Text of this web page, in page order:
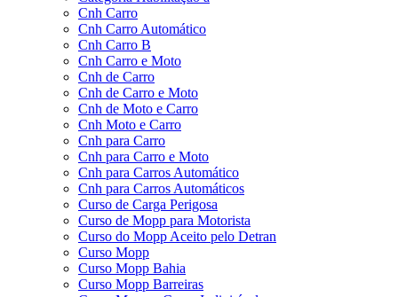
Cnh Carro
Cnh Carro Automático
Cnh Carro B
Cnh Carro e Moto
Cnh de Carro
Cnh de Carro e Moto
Cnh de Moto e Carro
Cnh Moto e Carro
Cnh para Carro
Cnh para Carro e Moto
Cnh para Carros Automático
Cnh para Carros Automáticos
Curso de Carga Perigosa
Curso de Mopp para Motorista
Curso do Mopp Aceito pelo Detran
Curso Mopp
Curso Mopp Bahia
Curso Mopp Barreiras